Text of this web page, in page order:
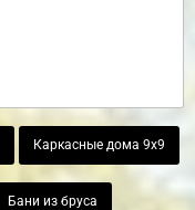
Каркасные дома 9х9
Бани из бруса